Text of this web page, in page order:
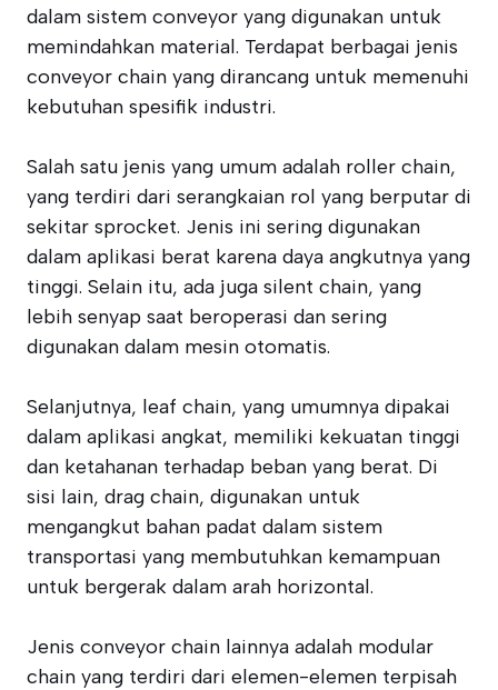
dalam sistem conveyor yang digunakan untuk
memindahkan material. Terdapat berbagai jenis
conveyor chain yang dirancang untuk memenuhi
kebutuhan spesifik industri.
Salah satu jenis yang umum adalah roller chain,
yang terdiri dari serangkaian rol yang berputar di
sekitar sprocket. Jenis ini sering digunakan
dalam aplikasi berat karena daya angkutnya yang
tinggi. Selain itu, ada juga silent chain, yang
lebih senyap saat beroperasi dan sering
digunakan dalam mesin otomatis.
Selanjutnya, leaf chain, yang umumnya dipakai
dalam aplikasi angkat, memiliki kekuatan tinggi
dan ketahanan terhadap beban yang berat. Di
sisi lain, drag chain, digunakan untuk
mengangkut bahan padat dalam sistem
transportasi yang membutuhkan kemampuan
untuk bergerak dalam arah horizontal.
Jenis conveyor chain lainnya adalah modular
chain yang terdiri dari elemen-elemen terpisah